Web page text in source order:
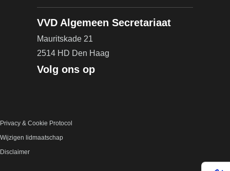
VVD Algemeen Secretariaat
Mauritskade 21
2514 HD Den Haag
Volg ons op
Privacy & Cookie Protocol
Wijzigen lidmaatschap
Disclaimer